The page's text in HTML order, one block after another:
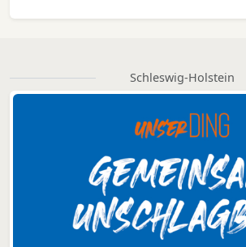
Schleswig-Holstein